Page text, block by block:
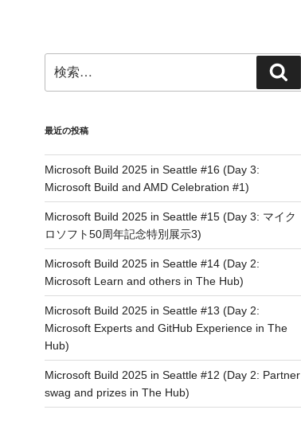
索:
索
最近の投稿
Microsoft Build 2025 in Seattle #16 (Day 3:
Microsoft Build and AMD Celebration #1)
Microsoft Build 2025 in Seattle #15 (Day 3: マイク
ロソフト50周年記念特別展示3)
Microsoft Build 2025 in Seattle #14 (Day 2:
Microsoft Learn and others in The Hub)
Microsoft Build 2025 in Seattle #13 (Day 2:
Microsoft Experts and GitHub Experience in The
Hub)
Microsoft Build 2025 in Seattle #12 (Day 2: Partner
swag and prizes in The Hub)